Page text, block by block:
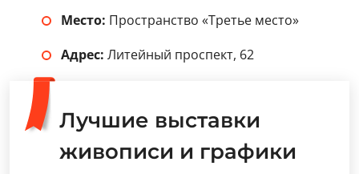
Место: Пространство «Третье место»
Адрес: Литейный проспект, 62
Лучшие выставки
живописи и графики